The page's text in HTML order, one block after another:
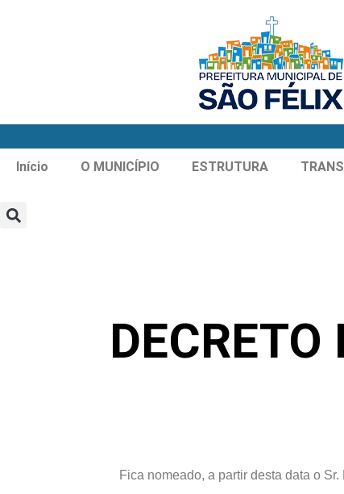
Início O MUNICÍPIO ESTRUTURA
Fica nomeado, a partir desta data o